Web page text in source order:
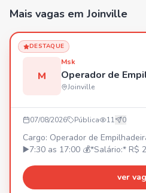
Mais vagas em Joinville
DESTAQUE
M
Msk
Operador de
Joinville
07/08/2026 Pública 11 0
Cargo: Operador de
▶️7:30 as 17:00 💰*Salário:* R$ 2450,00. 💳*Prêmio
*V.T ou Vale Combustível*
*Refeição:* Fornecida pela Empresa *(Sem custo para o
ver